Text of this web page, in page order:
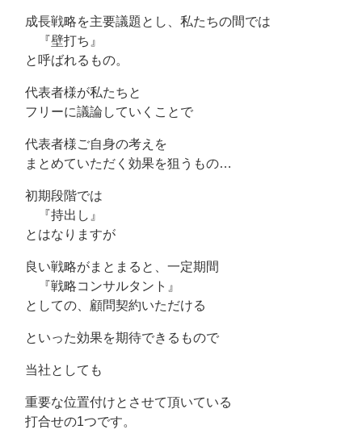
成長戦略を主要議題とし、私たちの間では
『壁打ち』
と呼ばれるもの。
代表者様が私たちと
フリーに議論していくことで
代表者様ご自身の考えを
まとめていただく効果を狙うもの…
初期段階では
『持出し』
とはなりますが
良い戦略がまとまると、一定期間
『戦略コンサルタント』
としての、顧問契約いただける
といった効果を期待できるもので
当社としても
重要な位置付けとさせて頂いている
打合せの1つです。